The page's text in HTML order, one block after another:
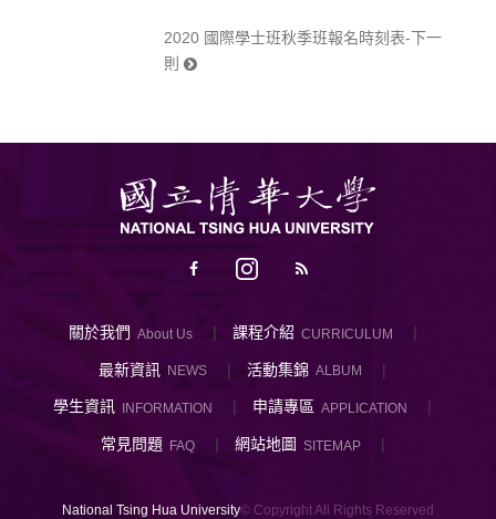
2020 國際學士班秋季班報名時刻表-下一
則
關於我們 About Us 課程介紹 CURRICULUM
最新資訊 NEWS 活動集錦 ALBUM
學生資訊 INFORMATION 申請專區 APPLICATION
常見問題 FAQ 網站地圖 SITEMAP
National Tsing Hua University© Copyright All Rights Reserved